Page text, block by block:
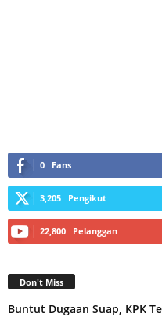
0 Fans
3,205 Pengikut
22,800 Pelanggan
Don't Miss
Buntut Dugaan Suap, KPK